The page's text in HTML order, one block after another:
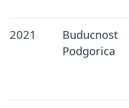
2021
Buducnost
Podgorica